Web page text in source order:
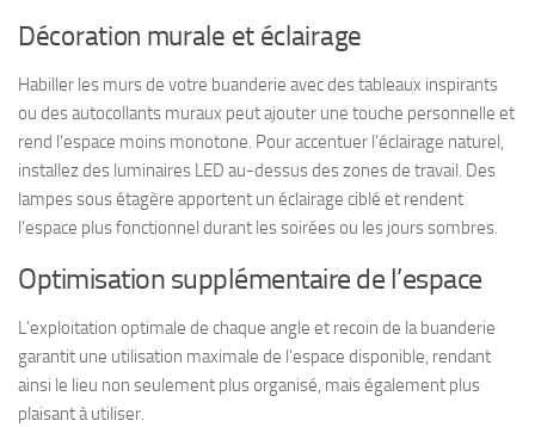
Décoration murale et éclairage
Habiller les murs de votre buanderie avec des tableaux inspirants
ou des autocollants muraux peut ajouter une touche personnelle et
rend l’espace moins monotone. Pour accentuer l’éclairage naturel,
installez des luminaires LED au-dessus des zones de travail. Des
lampes sous étagère apportent un éclairage ciblé et rendent
l’espace plus fonctionnel durant les soirées ou les jours sombres.
Optimisation supplémentaire de l’espace
L’exploitation optimale de chaque angle et recoin de la buanderie
garantit une utilisation maximale de l’espace disponible, rendant
ainsi le lieu non seulement plus organisé, mais également plus
plaisant à utiliser.